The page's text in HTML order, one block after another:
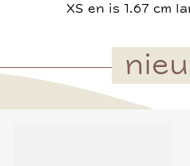
XS en is 1.67 cm